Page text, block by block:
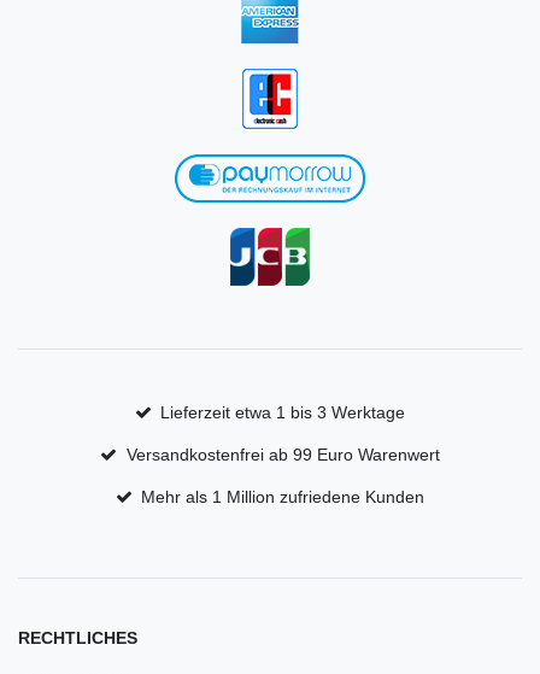
Lieferzeit etwa 1 bis 3 Werktage
Versandkostenfrei ab 99 Euro Warenwert
Mehr als 1 Million zufriedene Kunden
RECHTLICHES